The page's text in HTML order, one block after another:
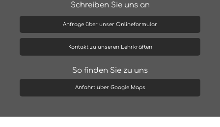
Schreiben Sie uns an
Anfrage über unser Onlineformular
Kontakt zu unseren Lehrkräften
So finden Sie zu uns
Anfahrt über Google Maps